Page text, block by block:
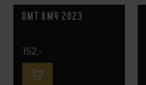
DMT KM4 2023
152,-